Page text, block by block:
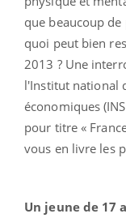
que beaucoup
quoi peut bien
2013 ? Une
l'Institut national
économiques
pour titre «
vous en livre les
Un jeune de 17